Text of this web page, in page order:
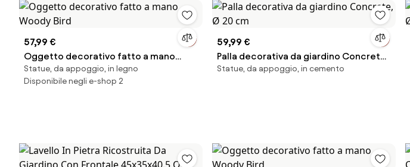
57,99 €
Oggetto decorativo fatto a mano
Woody Bird
Statue, da appoggio, in legno
Disponibile negli e-shop 2
59,99 €
Palla decorativa da giardino Concrete,
Ø 20 cm
Statue, da appoggio, in cemento